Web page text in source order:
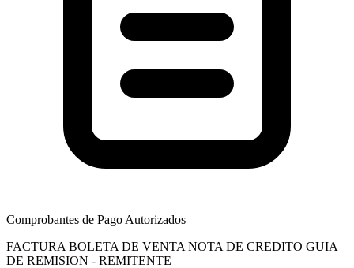
Comprobantes de Pago Autorizados
FACTURA BOLETA DE VENTA NOTA DE CREDITO GUIA
DE REMISION - REMITENTE